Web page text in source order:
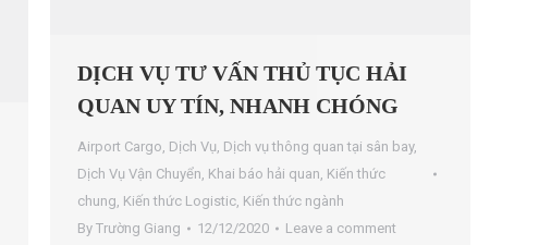
DỊCH VỤ TƯ VẤN THỦ TỤC HẢI
QUAN UY TÍN, NHANH CHÓNG
Airport Cargo, Dịch Vụ, Dịch vụ thông quan tại sân bay,
Dịch Vụ Vận Chuyển, Khai báo hải quan, Kiến thức
chung, Kiến thức Logistic, Kiến thức ngành
By Trường Giang 12/12/2020 Leave a comment